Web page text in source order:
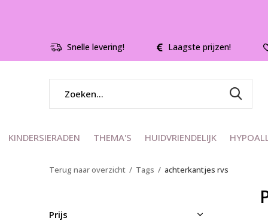
KINDERSIERADEN THEMA'S HUIDVRIENDELIJK
Snelle levering! Laagste prijzen!
Terug naar overzicht Tags achterkantjes rvs
Prijs